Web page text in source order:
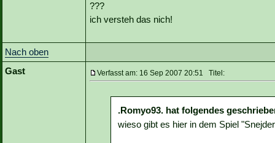
???
ich versteh das nich!
Nach oben
Gast
Verfasst am: 16 Sep 2007 20:51 Titel:
.Romyo93. hat folgendes
wieso gibt es hier in dem Spiel